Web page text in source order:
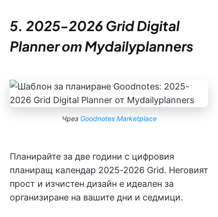
5. 2025-2026 Grid Digital
Planner от Mydailyplanners
Чрез Goodnotes Marketplace
Планирайте за две години с цифровия
планиращ календар 2025-2026 Grid. Неговият
прост и изчистен дизайн е идеален за
организиране на вашите дни и седмици.